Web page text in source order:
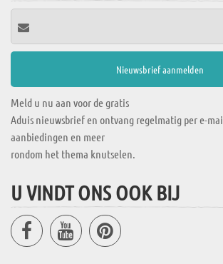
Meld u nu aan voor de gratis
Aduis nieuwsbrief en ontvang regelmatig per e-
aanbiedingen en meer
rondom het thema knutselen.
U VINDT ONS OOK BIJ